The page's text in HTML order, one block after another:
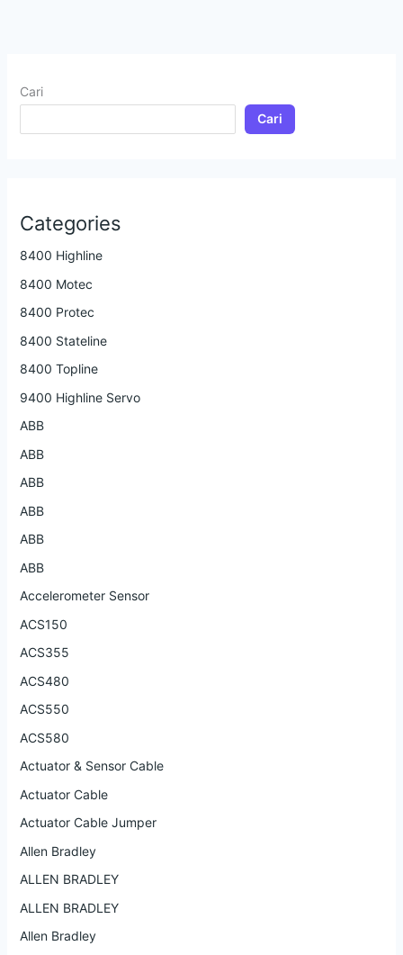
Cari
Cari
Categories
8400 Highline
8400 Motec
8400 Protec
8400 Stateline
8400 Topline
9400 Highline Servo
ABB
ABB
ABB
ABB
ABB
ABB
Accelerometer Sensor
ACS150
ACS355
ACS480
ACS550
ACS580
Actuator & Sensor Cable
Actuator Cable
Actuator Cable Jumper
Allen Bradley
ALLEN BRADLEY
ALLEN BRADLEY
Allen Bradley